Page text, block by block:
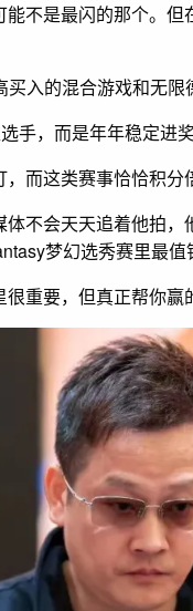
不是最闪的那个。
的混合游戏和无限
，而是年年稳定进
而这类赛事恰恰积分
不会天天追着他拍，
梦幻选秀赛里最值
重要，但真正帮你赢